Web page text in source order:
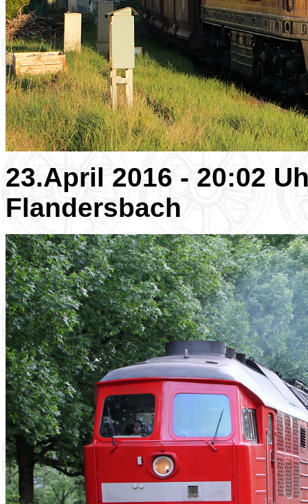
23.April 2016 - 20:02
Flandersbach